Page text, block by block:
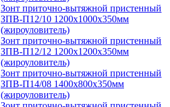
Зонт приточно-вытяжной пристенный
ЗПВ-П12/10 1200х1000х350мм
(жироуловитель)
Зонт приточно-вытяжной пристенный
ЗПВ-П12/12 1200х1200х350мм
(жироуловитель)
Зонт приточно-вытяжной пристенный
ЗПВ-П14/08 1400х800х350мм
(жироуловитель)